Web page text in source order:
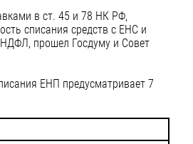
в ст. 45 и 78 НК РФ,
списания средств с ЕНС и
прошел Госдуму и Совет
ЕНП предусматривает 7